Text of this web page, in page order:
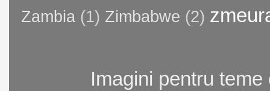
Zambia (1) Zimbabwe (2)
Imagini pentru